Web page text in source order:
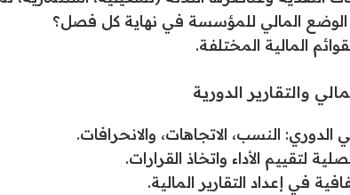
المالي للمؤسسة في نهاية كل فصل؟
المالية المختلفة.
والتقارير الدورية
الدوري: النسب، الاتجاهات، والانحرافات.
لتقييم الأداء واتخاذ القرارات.
في إعداد التقارير المالية.